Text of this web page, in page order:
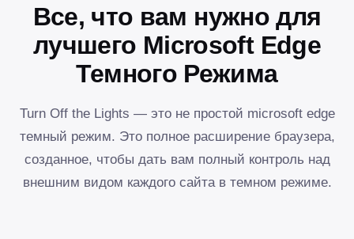
Все, что вам нужно для
лучшего Microsoft Edge
Темного Режима
Turn Off the Lights — это не простой microsoft edge
темный режим. Это полное расширение браузера,
созданное, чтобы дать вам полный контроль над
внешним видом каждого сайта в темном режиме.